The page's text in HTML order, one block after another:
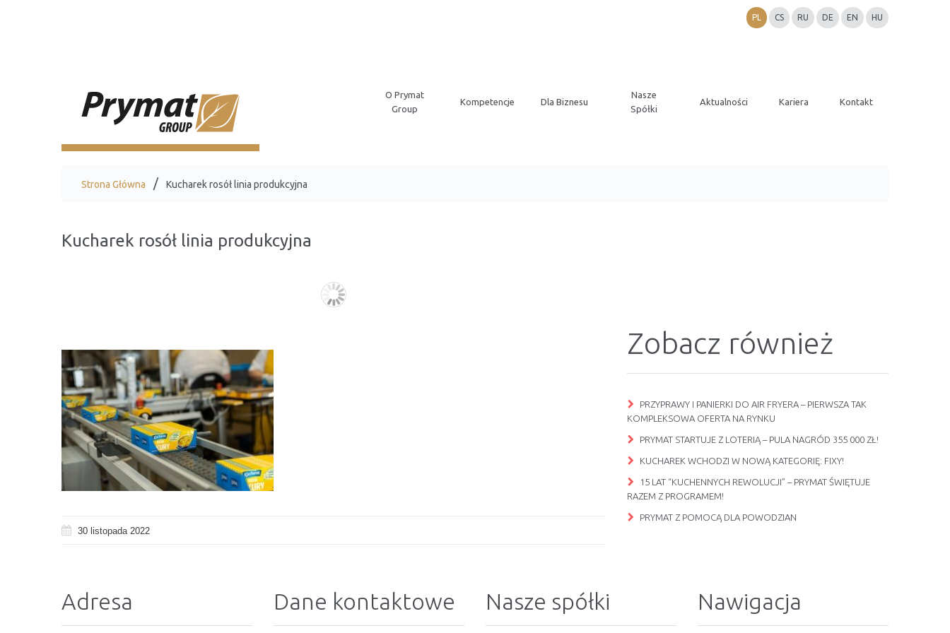
PL CS RU DE EN HU
O Prymat
Group
Kompetencje Dla Biznesu
Nasze
Spółki
Aktualności Kariera Kontakt
Strona Główna Kucharek rosół linia produkcyjna
Kucharek rosół linia produkcyjna
30 listopada 2022
Zobacz również
PRZYPRAWY I PANIERKI DO AIR FRYERA – PIERWSZA TAK
KOMPLEKSOWA OFERTA NA RYNKU
PRYMAT STARTUJE Z LOTERIĄ – PULA NAGRÓD 355 000 ZŁ!
KUCHAREK WCHODZI W NOWĄ KATEGORIĘ: FIXY!
15 LAT “KUCHENNYCH REWOLUCJI” – PRYMAT ŚWIĘTUJE
RAZEM Z PROGRAMEM!
PRYMAT Z POMOCĄ DLA POWODZIAN
Adresa Dane kontaktowe Nasze spółki Nawigacja